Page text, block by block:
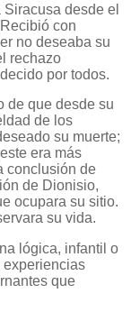
desde el
con
no deseaba su
rechazo
por todos.
de que desde su
de los
su muerte;
era más
conclusión de
de Dionisio,
ocupara su sitio.
su vida.
lógica, infantil o
experiencias
que